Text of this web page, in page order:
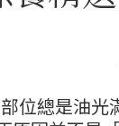
位總是油光